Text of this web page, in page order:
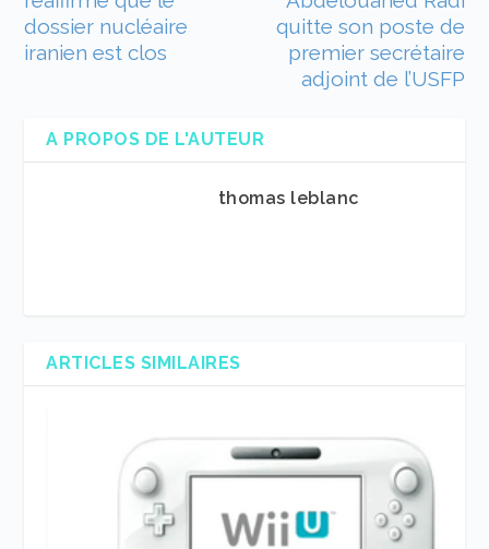
dossier nucléaire
iranien est clos
quitte son poste de
premier secrétaire
adjoint de l’USFP
A PROPOS DE L'AUTEUR
thomas leblanc
ARTICLES SIMILAIRES